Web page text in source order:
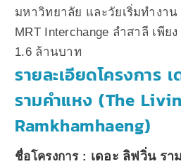
มหาวิทยาลัย และวัยเริ่มทำงา
MRT Interchange ลำสาลี เพีย
1.6 ล้านบาท
รายละเอียดโครงการ
รามคำแหง (The Livin
Ramkhamhaeng)
ชื่อโครงการ : เดอะ ลิฟวิ่น รา